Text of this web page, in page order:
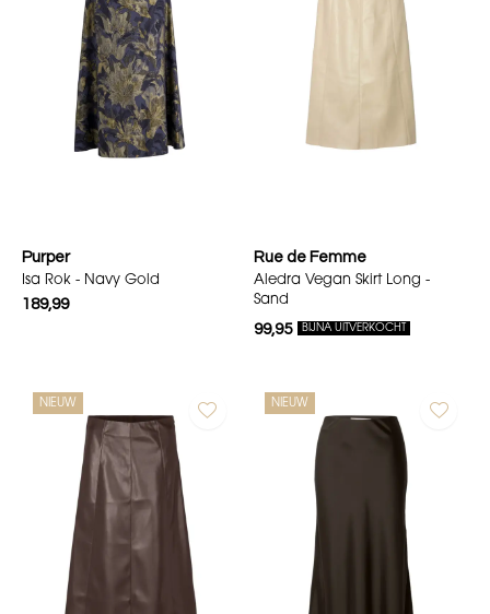
Purper
Isa Rok - Navy Gold
189,99
Rue de Femme
Aledra Vegan Skirt Long -
Sand
99,95 BIJNA UITVERKOCHT
NIEUW NIEUW